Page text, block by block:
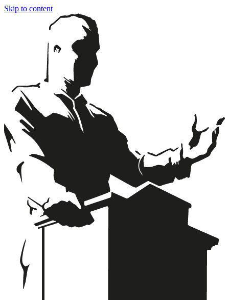
Skip to content